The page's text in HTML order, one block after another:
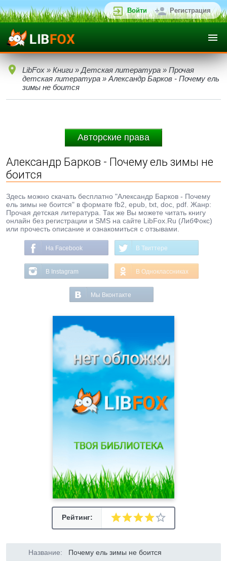
Войти Регистрация
LibFox » Книги » Детская литература » Прочая
детская литература » Александр Барков - Почему ель
зимы не боится
Авторские права
Александр Барков - Почему ель зимы не
боится
Здесь можно скачать бесплатно "Александр Барков - Почему
ель зимы не боится" в формате fb2, epub, txt, doc, pdf. Жанр:
Прочая детская литература. Так же Вы можете читать книгу
онлайн без регистрации и SMS на сайте LibFox.Ru (ЛибФокс)
или прочесть описание и ознакомиться с отзывами.
На Facebook В Твиттере
В Instagram В Одноклассниках
Мы Вконтакте
Рейтинг:
Название: Почему ель зимы не боится